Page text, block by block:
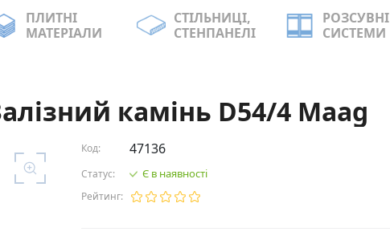
ПЛИТНІ
МАТЕРІАЛИ
СТІЛЬНИЦІ,
СТЕНПАНЕЛІ
РОЗСУВНІ
СИСТЕМИ
камінь D54/4 Maag
Код: 47136
Статус: Є в наявності
Рейтинг: